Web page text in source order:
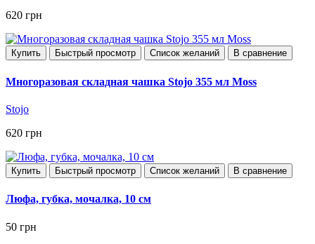
620 грн
Купить Быстрый просмотр Список желаний В сравнение
Многоразовая складная чашка Stojo 355 мл Moss
Stojo
620 грн
Купить Быстрый просмотр Список желаний В сравнение
Люфа, губка, мочалка, 10 см
50 грн